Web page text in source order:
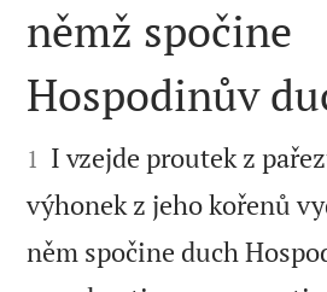

němž spočine
Hospodinův

1 I vzejde proutek z
výhonek z jeho kořenů
něm spočine duch